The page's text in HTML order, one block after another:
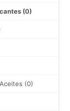
(0)
(0)